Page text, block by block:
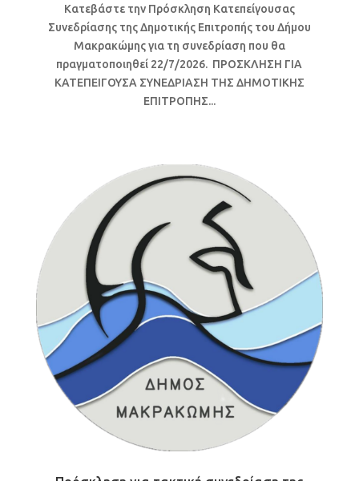
Κατεβάστε την Πρόσκληση Κατεπείγουσας
Συνεδρίασης της Δημοτικής Επιτροπής του Δήμου
Μακρακώμης για τη συνεδρίαση που θα
πραγματοποιηθεί 22/7/2026. ΠΡΟΣΚΛΗΣΗ ΓΙΑ
ΚΑΤΕΠΕΙΓΟΥΣΑ ΣΥΝΕΔΡΙΑΣΗ ΤΗΣ ΔΗΜΟΤΙΚΗΣ
ΕΠΙΤΡΟΠΗΣ...